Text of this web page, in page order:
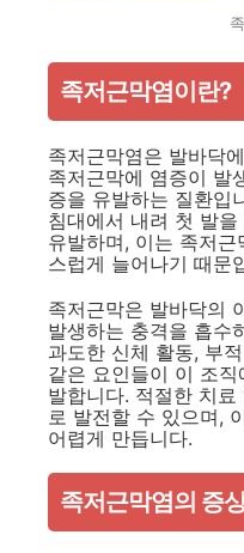
족저근막염이란?
족저근막염은 발바닥
족저근막에 염증이 발
증을 유발하는 질환입
침대에서 내려 첫 발
유발하며, 이는 족저
스럽게 늘어나기 때문
족저근막은 발바닥의
발생하는 충격을 흡수
과도한 신체 활동, 부
같은 요인들이 이 조
발합니다. 적절한 치
로 발전할 수 있으며,
어렵게 만듭니다.
족저근막염의 증